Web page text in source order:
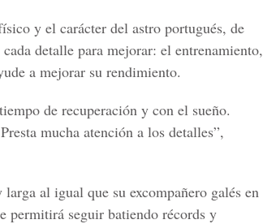
y el carácter del astro portugués, de
detalle para mejorar: el entrenamiento,
a mejorar su rendimiento.
de recuperación y con el sueño.
mucha atención a los detalles”,
al igual que su excompañero galés en
permitirá seguir batiendo récords y